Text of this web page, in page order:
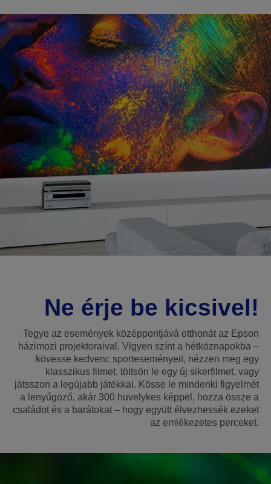
Ne érje be kicsivel!
Tegye az események középpontjává otthonát az Epson
házimozi projektoraival. Vigyen színt a hétköznapokba –
kövesse kedvenc sporteseményeit, nézzen meg egy
klasszikus filmet, töltsön le egy új sikerfilmet, vagy
játsszon a legújabb játékkal. Kösse le mindenki figyelmét
a lenyűgöző, akár 300 hüvelykes képpel, hozza össze a
családot és a barátokat – hogy együtt élvezhessék ezeket
az emlékezetes perceket.